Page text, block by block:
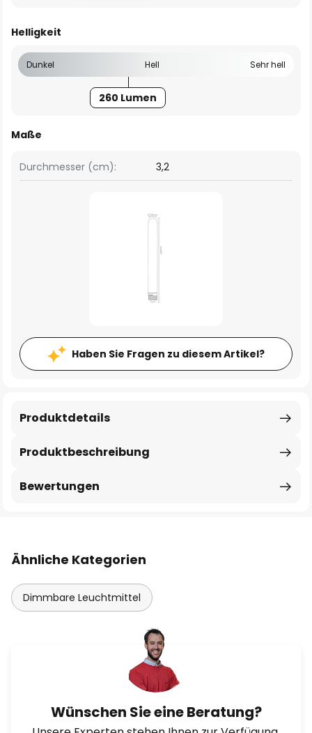
Helligkeit
Dunkel Hell Sehr hell
260 Lumen
Maße
Durchmesser (cm): 3,2
Haben Sie Fragen zu diesem Artikel?
Produktbeschreibung
Produktdetails
Bewertungen
Ähnliche Kategorien
Dimmbare Leuchtmittel
Wünschen Sie eine Beratung?